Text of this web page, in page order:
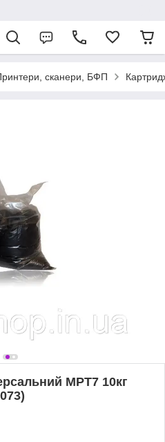
сканери, БФП
MPT7 10кг